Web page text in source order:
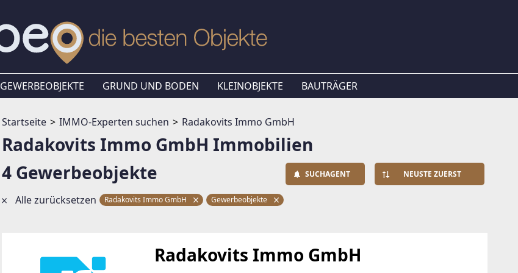
GEWERBEOBJEKTE GRUND UND BODEN KLEINOBJEKTE BAUTRÄGER
Startseite IMMO-Experten suchen Radakovits Immo GmbH
Radakovits Immo GmbH Immobilien
4 Gewerbeobjekte
SUCHAGENT NEUSTE ZUERST
Alle zurücksetzen Radakovits Immo GmbH Gewerbeobjekte
Radakovits Immo GmbH